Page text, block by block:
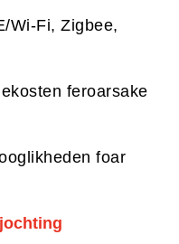
Wi-Fi, Zigbee,
feroarsake
foar